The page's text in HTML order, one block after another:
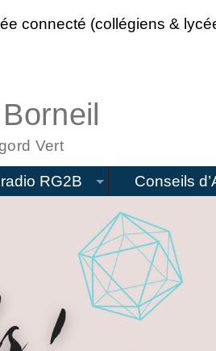
connecté (collégiens &
Vert
RG2B Conseils